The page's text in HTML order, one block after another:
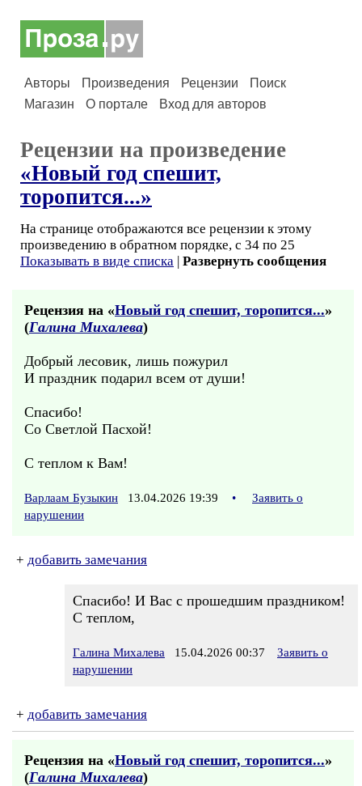
Авторы Произведения Рецензии
Поиск
Магазин
О портале Вход для авторов
Рецензии на произведение
«Новый год спешит,
торопится...»
На странице отображаются все рецензии к этому
произведению в обратном порядке, с 34 по 25
Показывать в виде списка | Развернуть сообщения
Рецензия на «Новый год спешит, торопится...»
(Галина Михалева)
Добрый лесовик, лишь пожурил
И праздник подарил всем от души!
Спасибо!
Со Светлой Пасхой!
С теплом к Вам!
Варлаам Бузыкин 13.04.2026 19:39 •
Заявить о
нарушении
+ добавить замечания
Спасибо! И Вас с прошедшим праздником!
С теплом,
Галина Михалева 15.04.2026 00:37
Заявить о
нарушении
+ добавить замечания
Рецензия на «Новый год спешит, торопится...»
(Галина Михалева)